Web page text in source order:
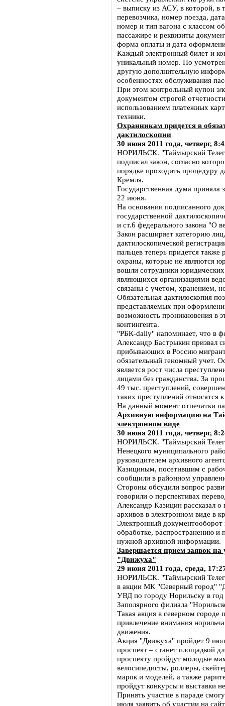
– выписку из АСУ, в которой, в
перевозчика, номер поезда,
номер и тип вагона с классом
пассажире и реквизиты
форма оплаты и дата
Каждый электронный билет и
уникальный номер. По
другую дополнительную
особенностях обслуживания
При этом контрольный купон
документом строгой
использованием платежных
техники.
Охранникам придется в
дактилоскопии
30 июня 2011 года, четверг,
НОРИЛЬСК. "Таймырский
подписал закон, согласно
порядке проходить процедуру
Кремля.
Государственная дума
22 июня.
На основании подписанного
государственной
и ст.6 федерального закона "О
Закон расширяет категорию
дактилоскопической
пальцев теперь придется
охраны, которые не являются
вошли сотрудники
являющихся организациями
связаны с учетом, хранением,
Обязательная дактилоскопия
представляемых при
возможность проникновения в
контингента.
"РБК-daily" напоминает, что в
Александр Бастрыкин призвал
прибывающих в Россию
обязательный геномный учет.
является рост числа
лицами без гражданства. За
49 тыс. преступлений,
таких преступлений относятся
На данный момент отпечатки
Архивную информацию на
электронном виде
30 июня 2011 года, четверг,
НОРИЛЬСК. "Таймырский
Ненецкого муниципального
руководителем архивного
Казициным, посетившим с
сообщили в районном
Стороны обсудили вопрос
говорили о перспективах
Александр Казицин рассказал
архивов в электронном виде в
Электронный документооборот
обработке, распространению
нужной архивной информации.
Завершается прием заявок
"Движуха"
29 июня 2011 года, среда,
НОРИЛЬСК. "Таймырский
в акции МК "Северный город"
УВД по городу Норильску в
Заполярного филиала
Такая акция в северном городе
привлечение внимания
движения.
Акция "Движуха" пройдет 9
проспект – станет площадкой
проспекту пройдут молодые
велосипедисты, роллеры,
марок и моделей, а также
пройдут конкурсы и выставки
Принять участие в параде
июля заявить об участии на